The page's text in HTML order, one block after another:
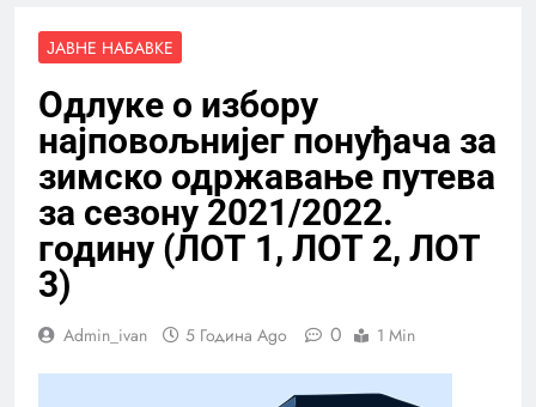
ЈАВНЕ НАБАВКЕ
Одлуке о избору
најповољнијег понуђача за
зимско одржавање путева
за сезону 2021/2022.
годину (ЛОТ 1, ЛОТ 2, ЛОТ
3)
Admin_ivan 5 Година Ago 0 1 Min